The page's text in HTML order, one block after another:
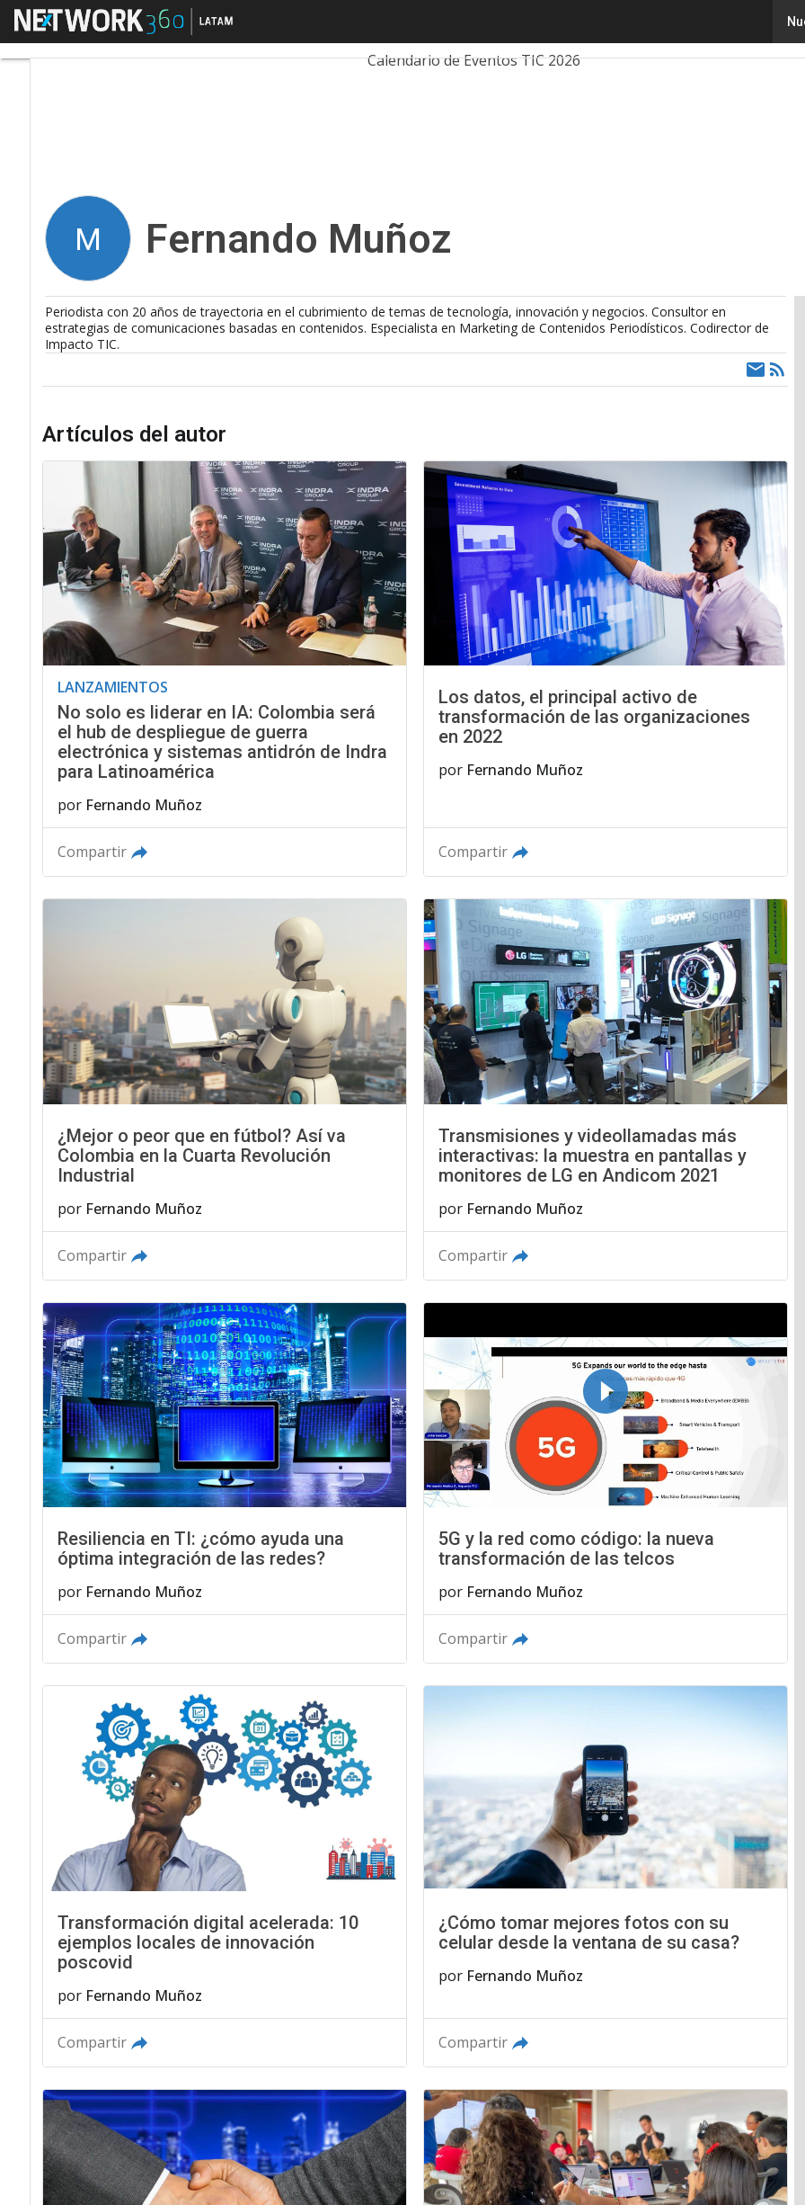
Menú
Calendario de Eventos TIC 2026
M Fernando Muñoz
Periodista con 20 años de trayectoria en el cubrimiento de temas de tecnología, innovación y negocios. Consultor en
estrategias de comunicaciones basadas en contenidos. Especialista en Marketing de Contenidos Periodísticos. Codirector de
Impacto TIC.
Artículos del autor
LANZAMIENTOS
No solo es liderar en IA: Colombia será
el hub de despliegue de guerra
electrónica y sistemas antidrón de Indra
para Latinoamérica
por Fernando Muñoz
Compartir
Los datos, el principal activo de
transformación de las organizaciones
en 2022
por Fernando Muñoz
Compartir
¿Mejor o peor que en fútbol? Así va
Colombia en la Cuarta Revolución
Industrial
por Fernando Muñoz
Compartir
Transmisiones y videollamadas más
interactivas: la muestra en pantallas y
monitores de LG en Andicom 2021
por Fernando Muñoz
Compartir
Resiliencia en TI: ¿cómo ayuda una
óptima integración de las redes?
por Fernando Muñoz
Compartir
5G y la red como código: la nueva
transformación de las telcos
por Fernando Muñoz
Compartir
Transformación digital acelerada: 10
ejemplos locales de innovación
poscovid
por Fernando Muñoz
Compartir
¿Cómo tomar mejores fotos con su
celular desde la ventana de su casa?
por Fernando Muñoz
Compartir